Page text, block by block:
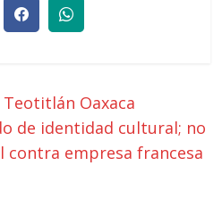
Oaxaca
de identidad cultural; no
contra empresa francesa